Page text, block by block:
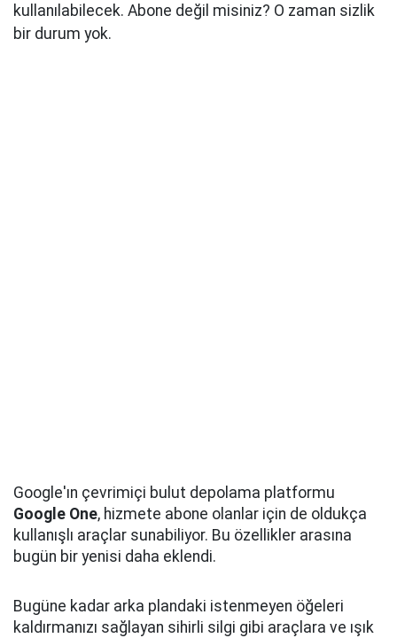
kullanılabilecek. Abone değil misiniz? O zaman sizlik
bir durum yok.
Google'ın çevrimiçi bulut depolama platformu
Google One, hizmete abone olanlar için de oldukça
kullanışlı araçlar sunabiliyor. Bu özellikler arasına
bugün bir yenisi daha eklendi.
Bugüne kadar arka plandaki istenmeyen öğeleri
kaldırmanızı sağlayan sihirli silgi gibi araçlara ve ışık